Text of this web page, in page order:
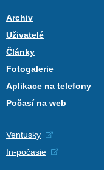
Archiv
Uživatelé
Články
Fotogalerie
Aplikace na telefony
Počasí na web
Ventusky
In-počasie